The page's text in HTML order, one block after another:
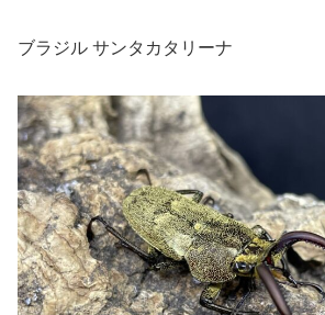
ブラジル サンタカタリーナ